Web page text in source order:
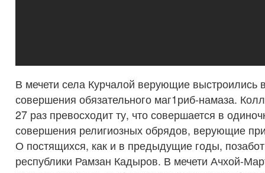
В мечети села Курчалой верующие
совершения обязательного маг1риб-намаза.
27 раз превосходит ту, что совершается в
совершения религиозных обрядов, верующие
О постящихся, как и в предыдущие годы,
республики Рамзан Кадыров. В мечети Ачхой-